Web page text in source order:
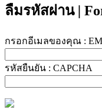
ลืมรหัสผ่าน |
กรอกอีเมลของคุณ :
รหัสยืนยัน : CAPCHA